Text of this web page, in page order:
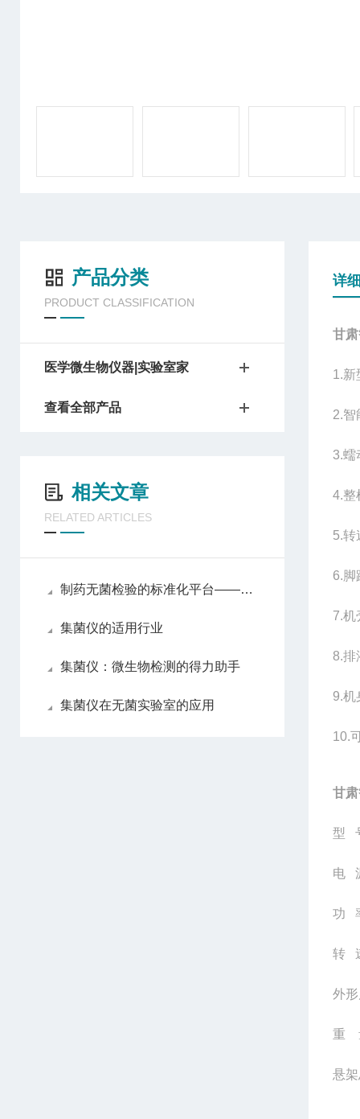
产品分类
PRODUCT CLASSIFICATION
医学微生物仪器|实验室家
查看全部产品
相关文章
RELATED ARTICLES
制药无菌检验的标准化平台——集菌仪的工作原理与应用
集菌仪的适用行业
集菌仪：微生物检测的得力助手
集菌仪在无菌实验室的应用
详
甘
1.新
2.智
3.蠕
4.整
5.转
6.脚
7.机
8.排
9.机
10.
甘
型
电
功
转
外
重
悬